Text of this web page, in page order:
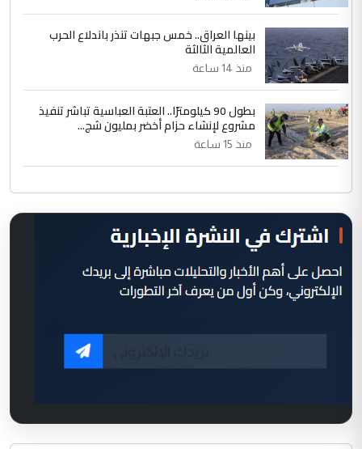
بينها العراق.. خمس جبهات تنذر باندلاع الحرب
العالمية الثالثة
منذ 14 ساعة
بطول 90 كيلومترًا.. العتبة العباسية تباشر تنفيذ
مشروع لإنشاء حزام أخضر بمليون شج...
منذ 15 ساعة